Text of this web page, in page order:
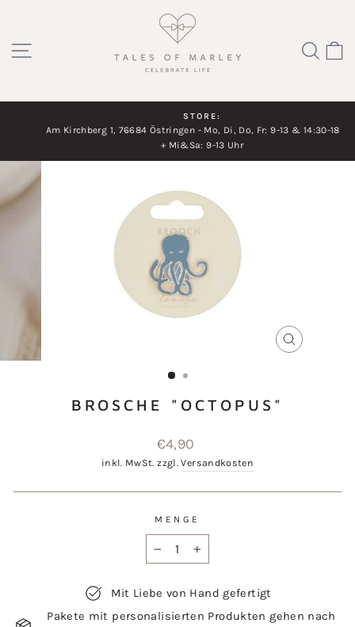
Inhalt
SEITENNAVIGATION
Diashow
STORE:
Am Kirchberg 1, 76684 Östringen - Mo, Di, Do, Fr: 9-13 & 14:30-18 Uhr
+ Mi&Sa: 9-13 Uhr
BROSCHE "OCTOPUS"
Normaler
Preis
€4,90
inkl. MwSt. zzgl.Versandkosten
MENGE
Mit Liebe von Hand gefertigt
Pakete mit personalisierten Produkten gehen nach